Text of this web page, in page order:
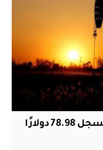
تراجع أسعار النفط وخام برنت يسجل 78.98 دولارًا